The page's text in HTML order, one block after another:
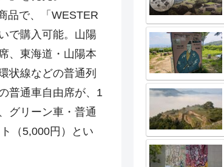
品で、「WESTER
で購入可能。山陽
、東海道・山陽本
状線などの普通列
普通車自由席が、1
グリーン車・普通
（5,000円）とい